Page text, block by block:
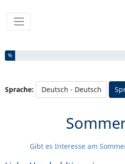
Sie haben % dieser Umfrage
%
Sprache:
Gibt es Interesse am